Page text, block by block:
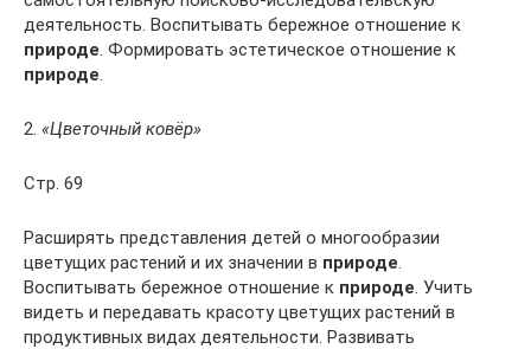
деятельность. Воспитывать бережное отношение к
природе. Формировать эстетическое отношение к
природе.
2. «Цветочный ковёр»
Стр. 69
Расширять представления детей о многообразии
цветущих растений и их значении в природе.
Воспитывать бережное отношение к природе. Учить
видеть и передавать красоту цветущих растений в
продуктивных видах деятельности. Развивать